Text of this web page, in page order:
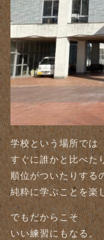
学校という場所では
すぐに誰かと比べた
順位がついたりする
純粋に学ぶことを楽
でもだからこそ
いい練習にもなる。